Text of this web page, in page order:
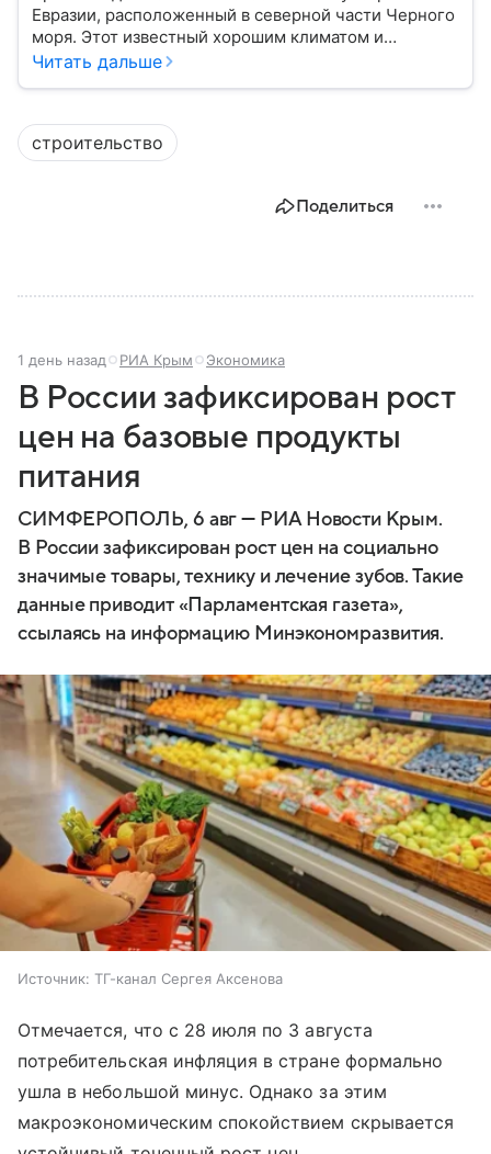
Евразии, расположенный в северной части Черного
моря. Этот известный хорошим климатом и
красивой природой регион имеет также огромное
государства к другому, а его географическое
положение сделало полуостров ключевой точкой
по контролю Черного моря.
Читать дальше
строительство
Поделиться
1 день назад РИА Крым Экономика
В России зафиксирован рост
цен на базовые продукты
питания
СИМФЕРОПОЛЬ, 6 авг — РИА Новости Крым.
В России зафиксирован рост цен на социально
значимые товары, технику и лечение зубов. Такие
данные приводит «Парламентская газета»,
ссылаясь на информацию Минэкономразвития.
Источник: ТГ-канал Сергея Аксенова
Отмечается, что с 28 июля по 3 августа
потребительская инфляция в стране формально
ушла в небольшой минус. Однако за этим
макроэкономическим спокойствием скрывается